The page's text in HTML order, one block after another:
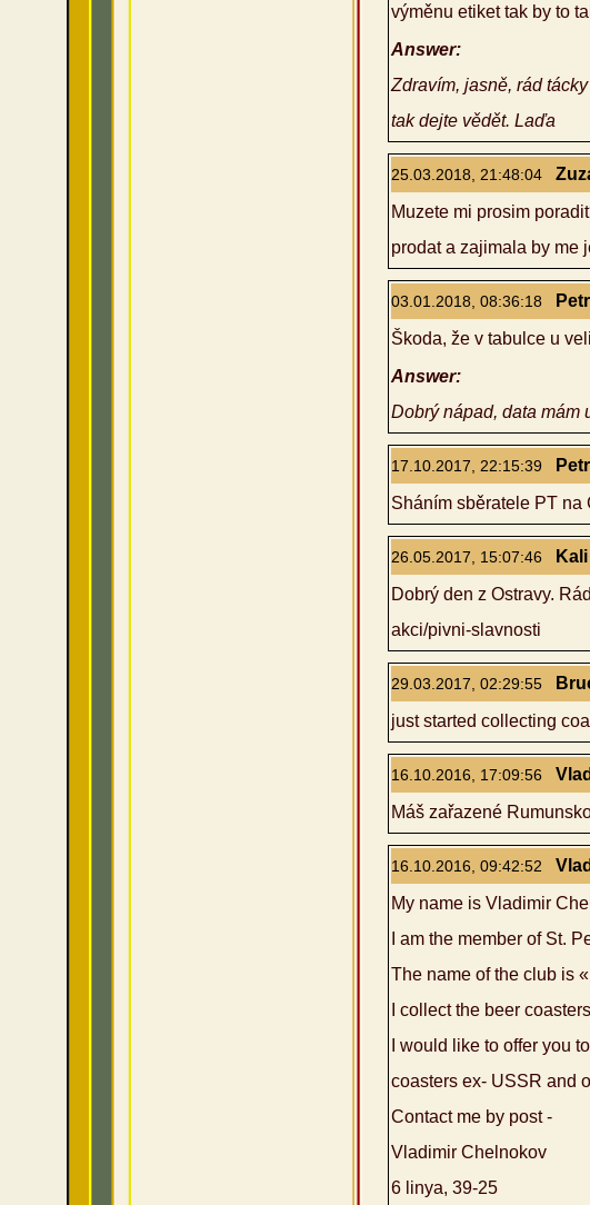
výměnu etiket tak by to
Answer:
Zdravím, jasně, rád
tak dejte vědět. Laďa
25.03.2018, 21:48:04
Muzete mi prosim
prodat a zajimala by me
03.01.2018, 08:36:18
Škoda, že v tabulce u
Answer:
Dobrý nápad, data mám
17.10.2017, 22:15:39
Sháním sběratele PT na
26.05.2017, 15:07:46 Kali
Dobrý den z Ostravy.
akci/pivni-slavnosti
29.03.2017, 02:29:55
just started collecting
16.10.2016, 17:09:56
Máš zařazené
16.10.2016, 09:42:52
My name is Vladimir
I am the member of St.
The name of the club is
I collect the beer
I would like to offer you
coasters ex- USSR and
Contact me by post -
Vladimir Chelnokov
6 linya, 39-25